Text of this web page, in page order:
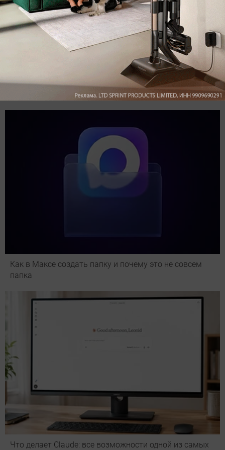
Подпишись на наш канал в мессенджере МАХ
Как в Максе создать папку и почему это не совсем
папка
Что делает Сlaude: все возможности одной из самых